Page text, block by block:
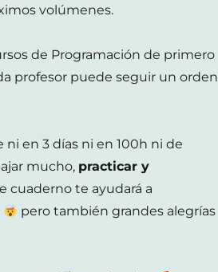
volúmenes.
de Programación de primero
profesor puede seguir un orden
en 3 días ni en 100h ni de
mucho, practicar y
cuaderno te ayudará a
pero también grandes alegrías